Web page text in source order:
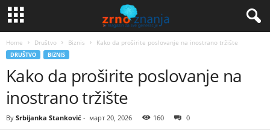
Home Društvo Biznis Kako da proširite poslovanje na inostrano tržište
DRUŠTVO BIZNIS
Kako da proširite poslovanje na
inostrano tržište
By Srbijanka Stanković - март 20, 2026 160 0